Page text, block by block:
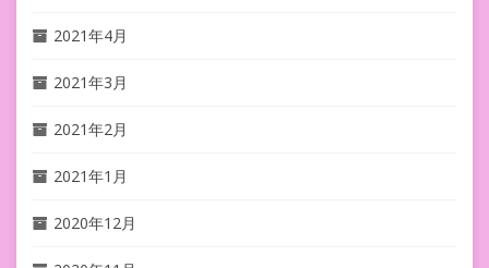
2021年4月
2021年3月
2021年2月
2021年1月
2020年12月